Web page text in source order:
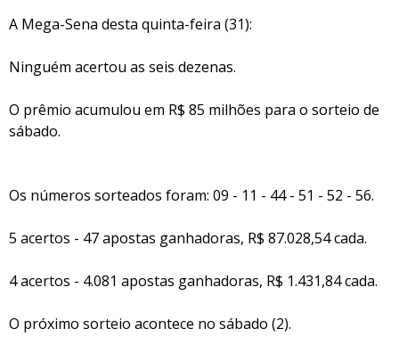
A Mega-Sena desta quinta-feira (31):
Ninguém acertou as seis dezenas.
O prêmio acumulou em R$ 85 milhões para o sorteio de
sábado.
Os números sorteados foram: 09 - 11 - 44 - 51 - 52 - 56.
5 acertos - 47 apostas ganhadoras, R$ 87.028,54 cada.
4 acertos - 4.081 apostas ganhadoras, R$ 1.431,84 cada.
O próximo sorteio acontece no sábado (2).